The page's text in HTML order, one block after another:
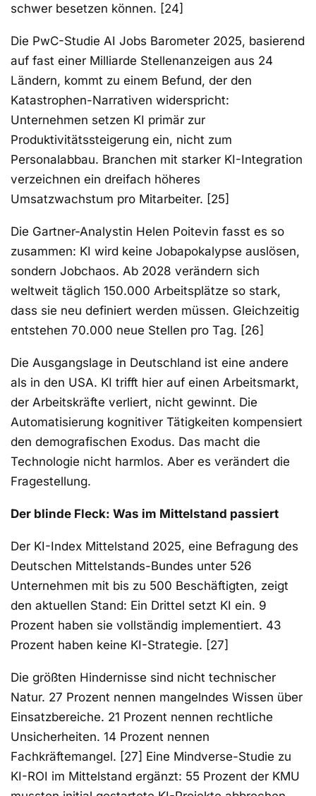
schwer besetzen können. [24]
Die PwC-Studie AI Jobs Barometer 2025, basierend
auf fast einer Milliarde Stellenanzeigen aus 24
Ländern, kommt zu einem Befund, der den
Katastrophen-Narrativen widerspricht:
Unternehmen setzen KI primär zur
Produktivitätssteigerung ein, nicht zum
Personalabbau. Branchen mit starker KI-Integration
verzeichnen ein dreifach höheres
Umsatzwachstum pro Mitarbeiter. [25]
Die Gartner-Analystin Helen Poitevin fasst es so
zusammen: KI wird keine Jobapokalypse auslösen,
sondern Jobchaos. Ab 2028 verändern sich
weltweit täglich 150.000 Arbeitsplätze so stark,
dass sie neu definiert werden müssen. Gleichzeitig
entstehen 70.000 neue Stellen pro Tag. [26]
Die Ausgangslage in Deutschland ist eine andere
als in den USA. KI trifft hier auf einen Arbeitsmarkt,
der Arbeitskräfte verliert, nicht gewinnt. Die
Automatisierung kognitiver Tätigkeiten kompensiert
den demografischen Exodus. Das macht die
Technologie nicht harmlos. Aber es verändert die
Fragestellung.
Der blinde Fleck: Was im Mittelstand passiert
Der KI-Index Mittelstand 2025, eine Befragung des
Deutschen Mittelstands-Bundes unter 526
Unternehmen mit bis zu 500 Beschäftigten, zeigt
den aktuellen Stand: Ein Drittel setzt KI ein. 9
Prozent haben sie vollständig implementiert. 43
Prozent haben keine KI-Strategie. [27]
Die größten Hindernisse sind nicht technischer
Natur. 27 Prozent nennen mangelndes Wissen über
Einsatzbereiche. 21 Prozent nennen rechtliche
Unsicherheiten. 14 Prozent nennen
Fachkräftemangel. [27] Eine Mindverse-Studie zu
KI-ROI im Mittelstand ergänzt: 55 Prozent der KMU